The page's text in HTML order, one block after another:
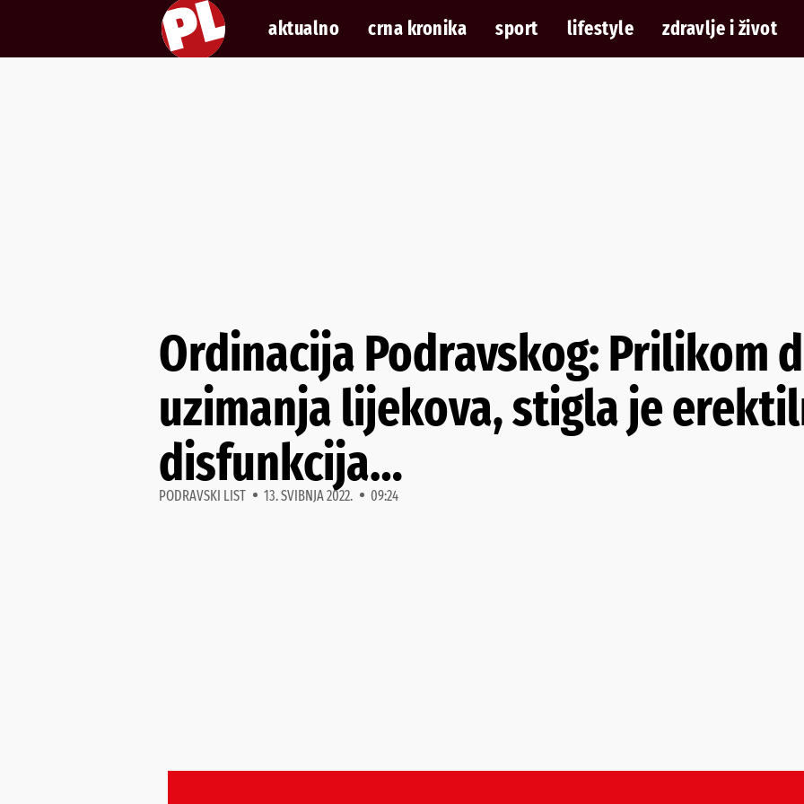
aktualno crna kronika sport lifestyle zdravlje i život
Ordinacija Podravskog: Prilikom
uzimanja lijekova, stigla je
disfunkcija…
PODRAVSKI LIST 13. SVIBNJA 2022. 09:24